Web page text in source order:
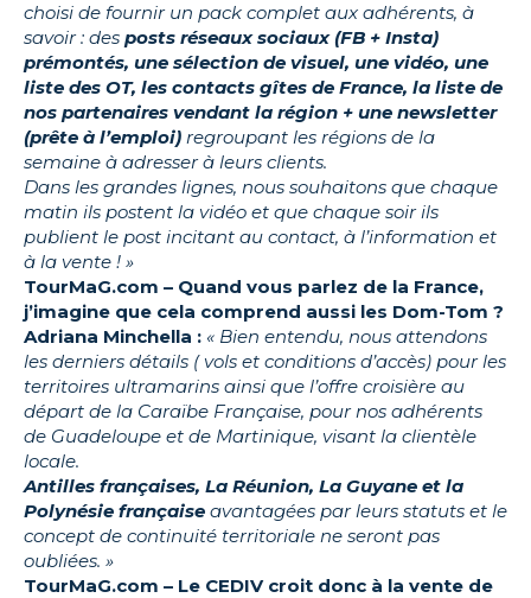
choisi de fournir un pack complet aux adhérents, à
savoir : des posts réseaux sociaux (FB + Insta)
prémontés, une sélection de visuel, une vidéo, une
liste des OT, les contacts gîtes de France, la liste de
nos partenaires vendant la région + une newsletter
(prête à l’emploi) regroupant les régions de la
semaine à adresser à leurs clients.
Dans les grandes lignes, nous souhaitons que chaque
matin ils postent la vidéo et que chaque soir ils
publient le post incitant au contact, à l’information et
à la vente ! »
TourMaG.com – Quand vous parlez de la France,
j’imagine que cela comprend aussi les Dom-Tom ?
Adriana Minchella : « Bien entendu, nous attendons
les derniers détails ( vols et conditions d’accès) pour les
territoires ultramarins ainsi que l’offre croisière au
départ de la Caraïbe Française, pour nos adhérents
de Guadeloupe et de Martinique, visant la clientèle
locale.
Antilles françaises, La Réunion, La Guyane et la
Polynésie française avantagées par leurs statuts et le
concept de continuité territoriale ne seront pas
oubliées. »
TourMaG.com – Le CEDIV croit donc à la vente de